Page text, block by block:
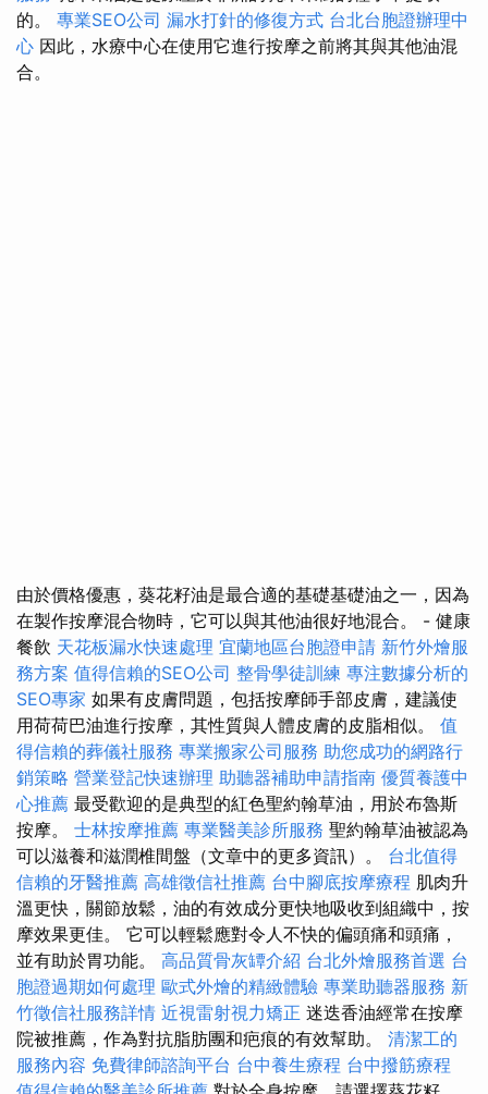
的。 專業SEO公司 漏水打針的修復方式 台北台胞證辦理中
心 因此，水療中心在使用它進行按摩之前將其與其他油混
合。
由於價格優惠，葵花籽油是最合適的基礎基礎油之一，因為
在製作按摩混合物時，它可以與其他油很好地混合。 - 健康
餐飲 天花板漏水快速處理 宜蘭地區台胞證申請 新竹外燴服
務方案 值得信賴的SEO公司 整骨學徒訓練 專注數據分析的
SEO專家 如果有皮膚問題，包括按摩師手部皮膚，建議使
用荷荷巴油進行按摩，其性質與人體皮膚的皮脂相似。 值
得信賴的葬儀社服務 專業搬家公司服務 助您成功的網路行
銷策略 營業登記快速辦理 助聽器補助申請指南 優質養護中
心推薦 最受歡迎的是典型的紅色聖約翰草油，用於布魯斯
按摩。 士林按摩推薦 專業醫美診所服務 聖約翰草油被認為
可以滋養和滋潤椎間盤（文章中的更多資訊）。 台北值得
信賴的牙醫推薦 高雄徵信社推薦 台中腳底按摩療程 肌肉升
溫更快，關節放鬆，油的有效成分更快地吸收到組織中，按
摩效果更佳。 它可以輕鬆應對令人不快的偏頭痛和頭痛，
並有助於胃功能。 高品質骨灰罈介紹 台北外燴服務首選 台
胞證過期如何處理 歐式外燴的精緻體驗 專業助聽器服務 新
竹徵信社服務詳情 近視雷射視力矯正 迷迭香油經常在按摩
院被推薦，作為對抗脂肪團和疤痕的有效幫助。 清潔工的
服務內容 免費律師諮詢平台 台中養生療程 台中撥筋療程